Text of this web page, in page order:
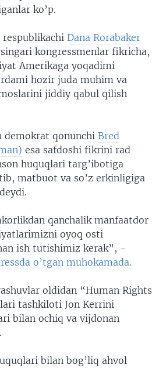
ko’p.
Dana Rorabaker
singari kongressmenlar fikricha,
Amerikaga yoqadimi
hozir juda muhim va
jiddiy qabul qilish
demokrat qonunchi Bred
esa safdoshi fikrini rad
huquqlari targ’ibotiga
matbuot va so’z erkinligiga
qanchalik manfaatdor
oyoq osti
ish tutishimiz kerak”, -
o’tgan muhokamada.
oldidan “Human Rights
tashkiloti Jon Kerrini
bilan ochiq va vijdonan
bilan bog’liq ahvol